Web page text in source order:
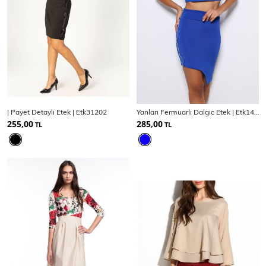
| Payet Detaylı Etek | Etk31202
255,00 TL
Yanları Fermuarlı Dalgıc Etek | Etk14914
285,00 TL